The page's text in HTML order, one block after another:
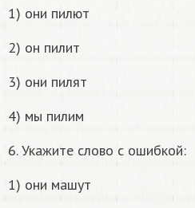
1) они пилют
2) он пилит
3) они пилят
4) мы пилим
6. Укажите слово с ошибкой:
1) они машут